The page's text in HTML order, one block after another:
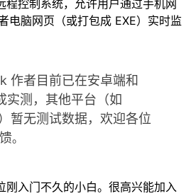
程控制系统，允许用户通过手机网
电脑网页（或打包成 EXE）实时监
作者目前已在安卓端和
测，其他平台（如
暂无测试数据，欢迎各位
。
刚入门不久的小白。很高兴能加入